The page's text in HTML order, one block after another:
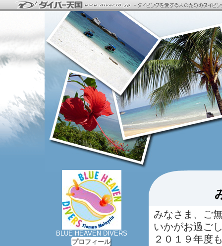
みなさま、ご
いかがお過ご
２０１９年度
BLUE HEAVEN DIVERS
プロフィール